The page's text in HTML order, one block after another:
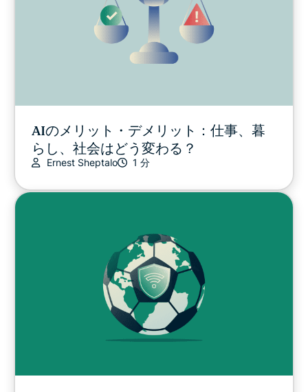
AIのメリット・デメリット：仕事、暮
らし、社会はどう変わる？
Ernest Sheptalo 1 分